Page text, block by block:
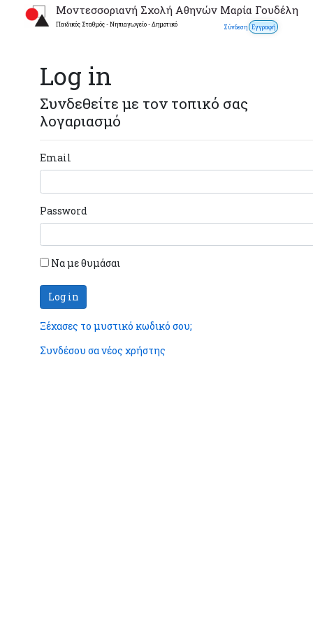
Μοντεσσοριανή Σχολή Αθηνών Μαρία Γουδέλη
Παιδικός Σταθμός - Νηπιαγωγείο - Δημοτικό Σύνδεση Εγγραφή
Log in
Συνδεθείτε με τον τοπικό σας
λογαριασμό
Email
Password
Να με θυμάσαι
Log in
Ξέχασες το μυστικό κωδικό σου;
Συνδέσου σα νέος χρήστης